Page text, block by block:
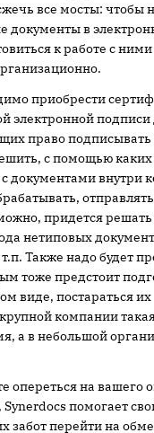
все мосты: чтобы
документы в
к работе с ними
приобрести
электронной подписи
право подписывать
с помощью каких
с документами внутри
придется
нетиповых
Также надо будет
тоже предстоит
виде, постараться их
компании
а в небольшой
опереться на вашего
помогает
забот перейти на